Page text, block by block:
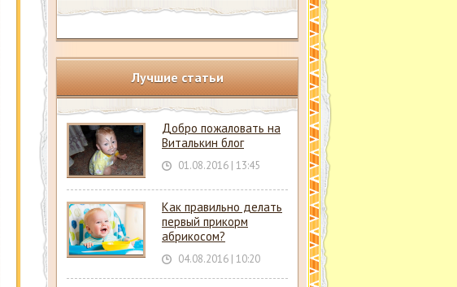
Лучшие статьи
Добро пожаловать на
Виталькин блог
01.08.2016 | 13:45
Как правильно делать
первый прикорм
абрикосом?
04.08.2016 | 10:20